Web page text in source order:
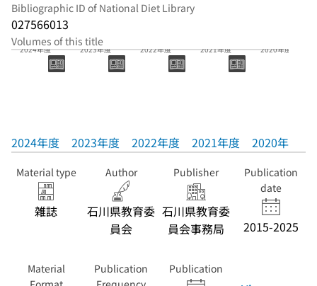
Bibliographic ID of National Diet Library
027566013
Volumes of this title
2024年度
2024年度
2023年度
2023年度
2022年度
2022年度
2021年度
2021年度
2020年度
2020年度
Material type
雑誌
Author
石川県教育委
員会
Publisher
石川県教育委
員会事務局
Publication
date
2015-2025
Material
Publication
Publication